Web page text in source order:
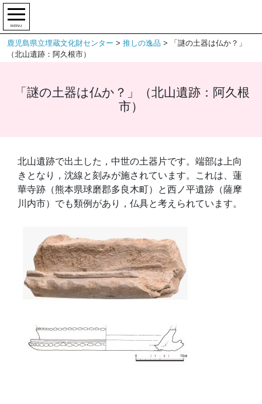
MENU
鹿児島県立埋蔵文化財センター > 推しの逸品 >
「謎の土器は仏か？」
（北山遺跡：阿久根市）
「謎の土器は仏か？」（北山遺跡：阿久根
市）
北山遺跡で出土した，中世の土器片です。端部は上向
きとなり，沈線と刻みが施されています。これは、蓮
華寺跡（熊本県球磨郡多良木町）と西ノ平遺跡（薩摩
川内市）でも類例があり，仏具と考えられています。